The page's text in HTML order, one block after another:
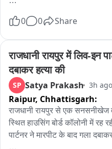
खाद्य सुरक्षा आयुक्त तुकाराम मुंडे ने
मुनाफाखोरी करने वालों को किसी
ईमानदार उद्योगों को संरक्षण देते हुए
खिलाफ जीरो टॉलरेंस की नीति
करना केवल कानून लागू करना नहीं,
नैतिक और संवैधानिक जिम्मेदारी भी
કાબુમાં આવી નથી
પેપરનો જથ્થો ભરીને જતા 트્
આગ
સવારે સાડા સાત વાગ્યાથી આગ
ફાયરટર કરી રહ્યા છીંયા
હજુ પણ ટ્રકમાં લાગેલી આગ સો
મારો ચાલુ
0 0 Share
राजधानी रायपुर में लिव-इन
दबाकर हत्या की
SP Satya Prakash 3h ago
Raipur, Chhattisgarh:
राजधानी रायपुर से एक सनसनीखेज
स्थित हाउसिंग बोर्ड कॉलोनी में रह
पार्टनर ने मारपीट के बाद गला